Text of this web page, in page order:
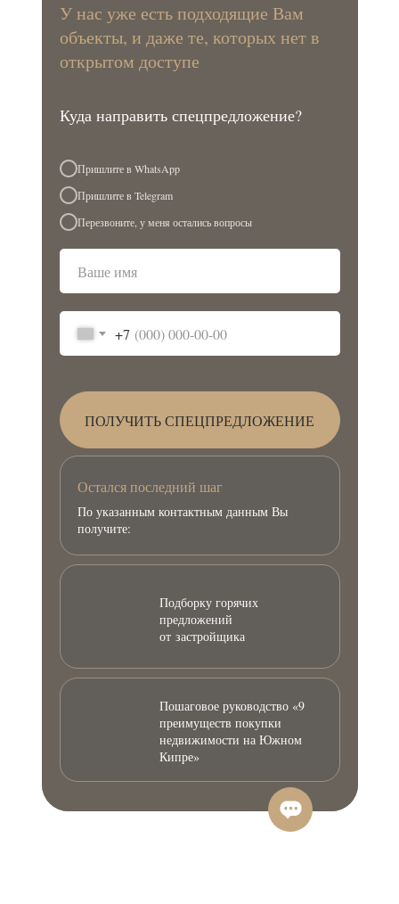
Куда направить спецпредложение?
Остался последний шаг
По указанным контактным данным Вы
получите:
Подборку горячих
предложений
от застройщика
Пошаговое руководство «9
преимуществ покупки
недвижимости на Южном
Кипре»
Пришлите в WhatsApp
Пришлите в Telegram
Перезвоните, у меня остались вопросы
+7
ПОЛУЧИТЬ СПЕЦПРЕДЛОЖЕНИЕ
У нас уже есть подходящие Вам
объекты, и даже те, которых нет в
открытом доступе